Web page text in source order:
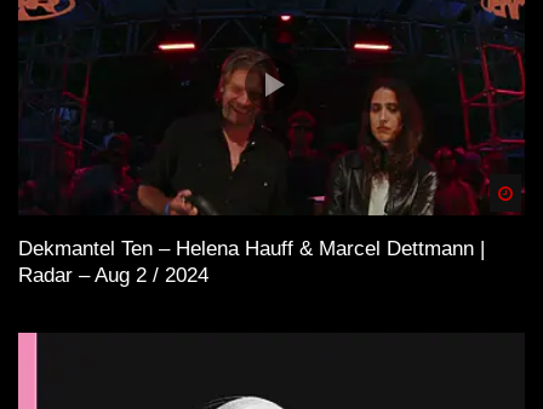
Dekmantel Ten – Helena Hauff & Marcel Dettmann |
Radar – Aug 2 / 2024